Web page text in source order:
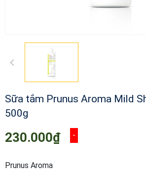
Sữa tắm Prunus Aroma Mild
500g
230.000₫ -
Prunus Aroma